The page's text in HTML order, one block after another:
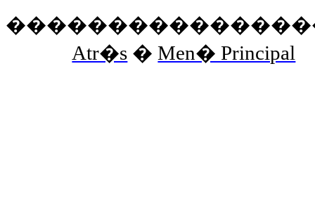
Atr�s �Men� Principal